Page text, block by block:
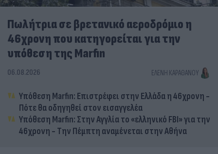
Πωλήτρια σε βρετανικό αεροδρόμιο η
46χρονη που κατηγορείται για την
υπόθεση της Marfin
06.08.2026 ΕΛΈΝΗ ΚΑΡΑΘΆΝΟΥ
Υπόθεση Marfin: Επιστρέφει στην Ελλάδα η 46χρονη -
Πότε θα οδηγηθεί στον εισαγγελέα
Υπόθεση Marfin: Στην Αγγλία το «ελληνικό FBI» για την
46χρονη - Την Πέμπτη αναμένεται στην Αθήνα